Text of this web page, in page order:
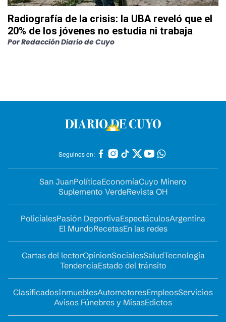
Radiografía de la crisis: la UBA reveló que el
20% de los jóvenes no estudia ni trabaja
PorRedacción Diario de Cuyo
Seguinos en:
San JuanPolíticaEconomíaCuyo Minero
Suplemento VerdeRevista OH
PolicialesPasión DeportivaEspectáculosArgentina
El MundoRecetasEn las redes
Cartas del lectorOpinionSocialesSaludTecnología
TendenciaEstado del tránsito
ClasificadosInmueblesAutomotoresEmpleosServicios
Avisos Fúnebres y MisasEdictos